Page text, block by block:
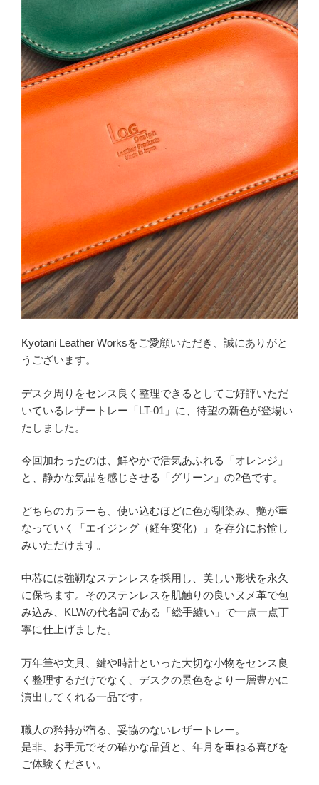
Kyotani Leather Worksをご愛顧いただき、誠にありがと
うございます。
デスク周りをセンス良く整理できるとしてご好評いただ
いているレザートレー「LT-01」に、待望の新色が登場い
たしました。
今回加わったのは、鮮やかで活気あふれる「オレンジ」
と、静かな気品を感じさせる「グリーン」の2色です。
どちらのカラーも、使い込むほどに色が馴染み、艶が重
なっていく「エイジング（経年変化）」を存分にお愉し
みいただけます。
中芯には強靭なステンレスを採用し、美しい形状を永久
に保ちます。そのステンレスを肌触りの良いヌメ革で包
み込み、KLWの代名詞である「総手縫い」で一点一点丁
寧に仕上げました。
万年筆や文具、鍵や時計といった大切な小物をセンス良
く整理するだけでなく、デスクの景色をより一層豊かに
演出してくれる一品です。
職人の矜持が宿る、妥協のないレザートレー。
是非、お手元でその確かな品質と、年月を重ねる喜びを
ご体験ください。